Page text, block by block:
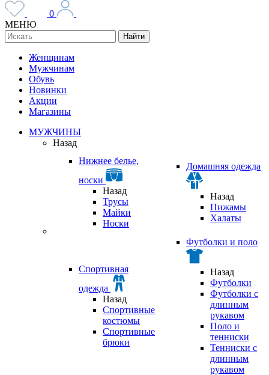
0
МЕНЮ
Найти
Женщинам
Мужчинам
Обувь
Новинки
Акции
Магазины
МУЖЧИНЫ
Назад
Нижнее белье,
носки
Назад
Трусы
Майки
Носки
Домашняя одежда
Назад
Пижамы
Халаты
Спортивная
одежда
Назад
Спортивные
костюмы
Спортивные
брюки
Футболки и поло
Назад
Футболки
Футболки с
длинным
рукавом
Поло и
тенниски
Тенниски с
длинным
рукавом